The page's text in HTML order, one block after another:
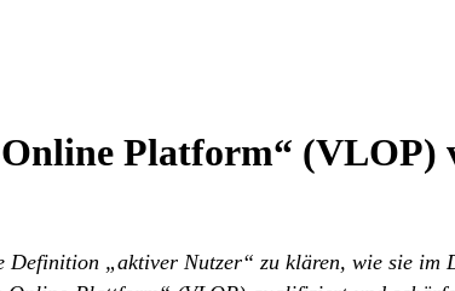
Platform“ (VLOP)
Definition „aktiver Nutzer“ zu klären, wie sie im